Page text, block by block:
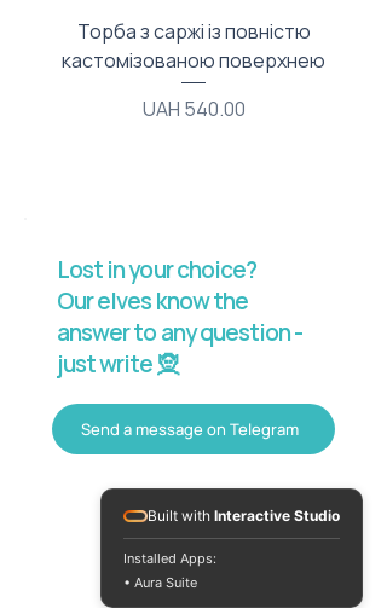
Торба з саржі із повністю
кастомізованою поверхнею
Price
UAH 540.00
Lost in your choice?
Our elves know the
answer to any question -
just write 🧝
Send a message on Telegram
Built with Interactive Studio
Installed Apps:
• Aura Suite